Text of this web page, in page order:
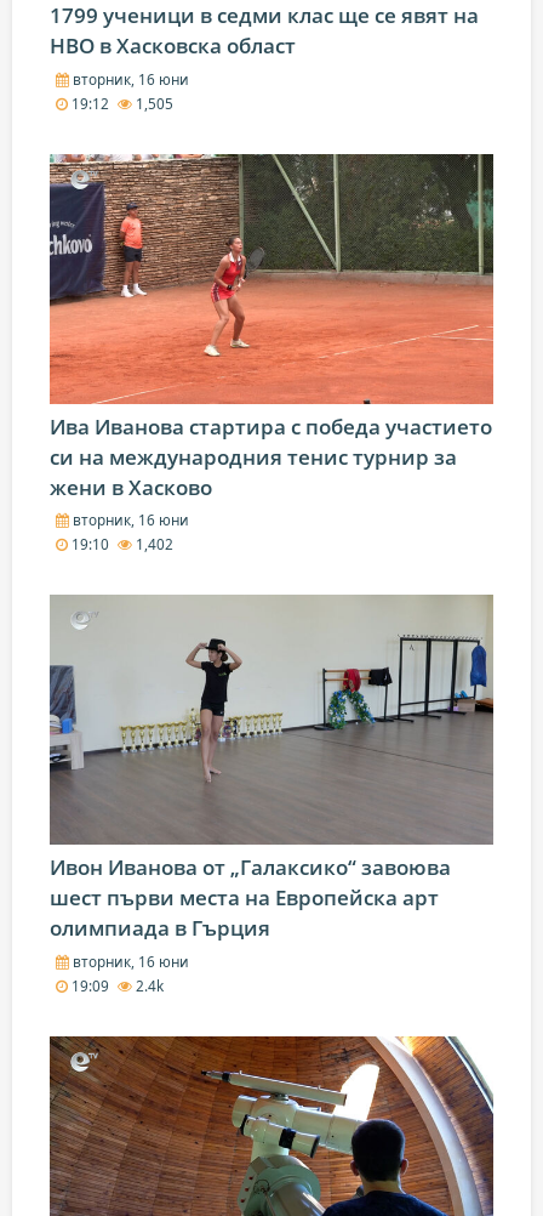
1799 ученици в седми клас ще се явят на
НВО в Хасковска област
вторник, 16 юни
19:12
1,505
Ива Иванова стартира с победа участието
си на международния тенис турнир за
жени в Хасково
вторник, 16 юни
19:10
1,402
Ивон Иванова от „Галаксико“ завоюва
шест първи места на Европейска арт
олимпиада в Гърция
вторник, 16 юни
19:09
2.4k